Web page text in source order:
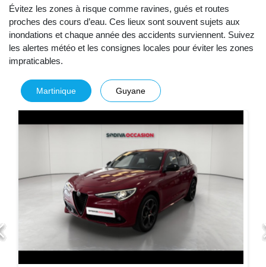
Évitez les zones à risque comme ravines, gués et routes
proches des cours d’eau. Ces lieux sont souvent sujets aux
inondations et chaque année des accidents surviennent. Suivez
les alertes météo et les consignes locales pour éviter les zones
impraticables.
Martinique Guyane